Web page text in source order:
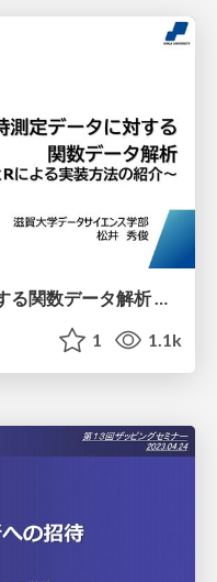
スパース経時測定データに対する関数データ解析 ～方法論の紹介とRによる実装～
1 1.1k